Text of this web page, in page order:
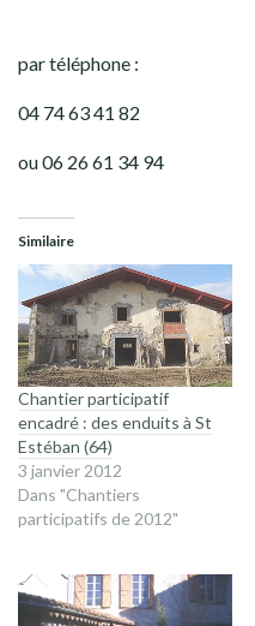
par téléphone :
04 74 63 41 82
ou 06 26 61 34 94
Similaire
Chantier participatif
encadré : des enduits à St
Estéban (64)
3 janvier 2012
Dans "Chantiers
participatifs de 2012"